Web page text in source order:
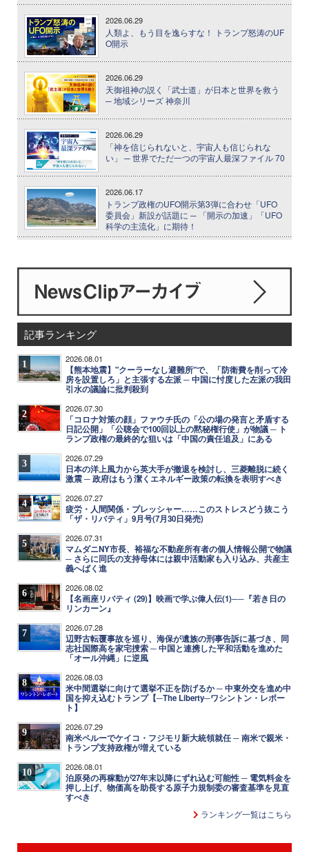
2026.06.29
人類よ、もう目を逸らすな！ トランプ怒涛のUF
O開示
2026.06.29
天御祖神の説く「武士道」が日本と世界を救う
─ 地域シリーズ 神奈川
2026.06.29
「神を信じられないと、宇宙人も信じられな
い」 ─ 世界でただ一つの宇宙人最深ファイル 70
2026.06.17
トランプ政権のUFO開示第3弾に合わせ「UFO
委員会」新設が話題に ─ 「開示の加速」「UFO
科学の主流化」に期待！
記事ランキング
1 2026.08.01
【熊本地震】"クーラーなし避難所"で、「防衛費を削って冷
房を設置しろ」と主張する左派 ─ 中国に忖度した左派の我田
引水の議論に批判殺到
2 2026.07.30
「コロナ対策の顔」ファウチ氏の「公の場の発言と矛盾する
日記公開」「公聴会で100回以上の黙秘権行使」が物議 ─ ト
ランプ政権の最終的な狙いは「中国の責任追及」にある
3 2026.07.29
日本の洋上風力から英大手が撤退を検討し、三菱離脱に続く
激震 ─ 政府はもう潔くエネルギー政策の転換を表明すべき
4 2026.07.27
疲労・人間関係・プレッシャー……このストレスどう抜こう
「ザ・リバティ」9月号(7月30日発売)
5 2026.07.31
マムダニNY市長、裕福な不動産所有者の個人情報公開で物議
─ さらに同氏の支持母体には親中活動家も入り込み、共産主
義へばく進
6 2026.08.02
【名画座リバティ (29)】映画で学ぶ偉人伝(1)──『若き日の
リンカーン』
7 2026.07.28
辺野古転覆事故を巡り、海保が遺族の刑事告訴に基づき、同
志社国際高を家宅捜索 ─ 中国と連携した平和活動を進めた
「オール沖縄」に逆風
8 2026.08.03
米中間選挙に向けて選挙不正を防げるか ─ 中東外交を進め中
国を抑え込むトランプ【─The Liberty─ワシントン・レポー
ト】
9 2026.07.29
南米ペルーでケイコ・フジモリ新大統領就任 ─ 南米で親米・
トランプ支持政権が増えている
10 2026.08.01
泊原発の再稼動が27年末以降にずれ込む可能性 ─ 電気料金を
押し上げ、物価高を助長する原子力規制委の審査基準を見直
すべき
ランキング一覧はこちら